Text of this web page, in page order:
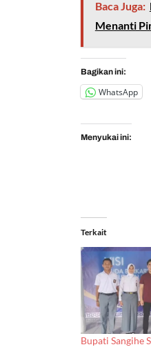
Baca Juga:
Menanti
Bagikan ini:
WhatsApp
Menyukai ini:
Terkait
Bupati Sangihe